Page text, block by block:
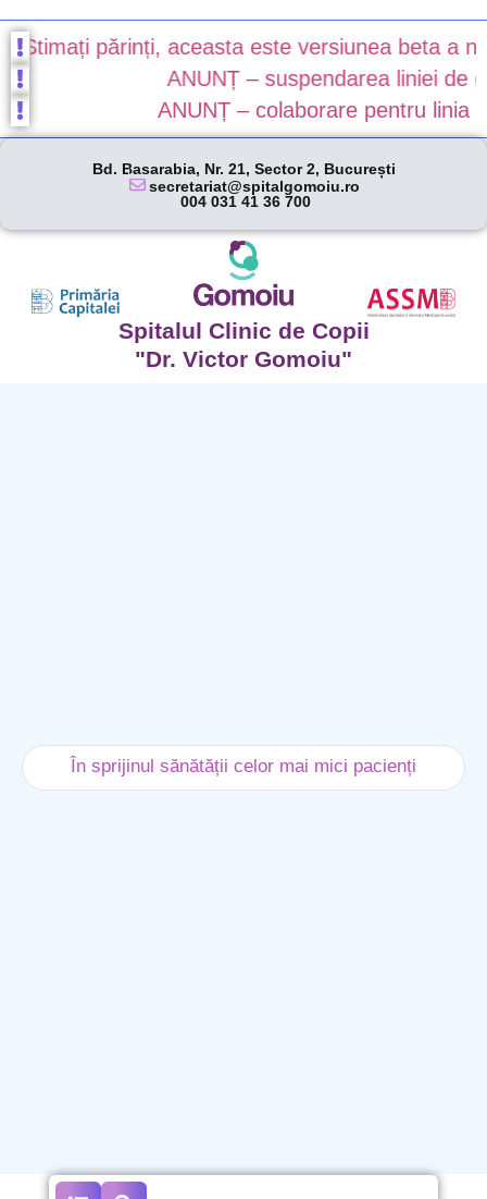
părinți, aceasta este versiunea beta a
ANUNȚ – suspendarea liniei de
ANUNȚ – colaborare pentru linia
Bd. Basarabia, Nr. 21, Sector 2, București
secretariat@spitalgomoiu.ro
004 031 41 36 700
Spitalul Clinic de Copii
"Dr. Victor Gomoiu"
În sprijinul sănătății celor mai mici pacienți